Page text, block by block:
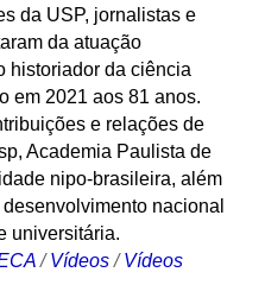
da USP, jornalistas e
da atuação
historiador da ciência
em 2021 aos 81 anos.
e relações de
Academia Paulista de
nipo-brasileira, além
nacional
universitária.
/Vídeos /Vídeos